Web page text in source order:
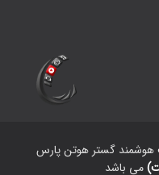
هوشمند گستر هوتن پارس
می باشد